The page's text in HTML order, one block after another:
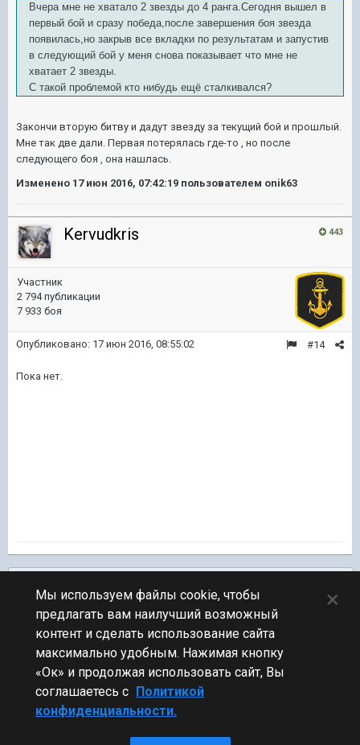
Вчера мне не хватало 2 звезды до 4 ранга.Сегодня вышел в
первый бой и сразу победа,после завершения боя звезда
появилась,но закрыв все вкладки по результатам и запустив
в следующий бой у меня снова показывает что мне не
хватает 2 звезды.
С такой проблемой кто нибудь ещё сталкивался?
Закончи вторую битву и дадут звезду за текущий бой и прошлый.
Мне так две дали. Первая потерялась где-то , но после
следующего боя , она нашлась.
Изменено 17 июн 2016, 07:42:19 пользователем onik63
443
Kervudkris
Участник
2 794 публикации
7 933 боя
#14
Опубликовано: 17 июн 2016, 08:55:02
Пока нет.
ПЕРЕЙТИ К СПИСКУ ТЕМ
Обсуждение Мира Кораблей
Стиль
Мы используем файлы cookie, чтобы
предлагать вам наилучший возможный
контент и сделать использование сайта
максимально удобным. Нажимая кнопку
«Ок» и продолжая использовать сайт, Вы
соглашаетесь с Политикой
конфиденциальности.
×